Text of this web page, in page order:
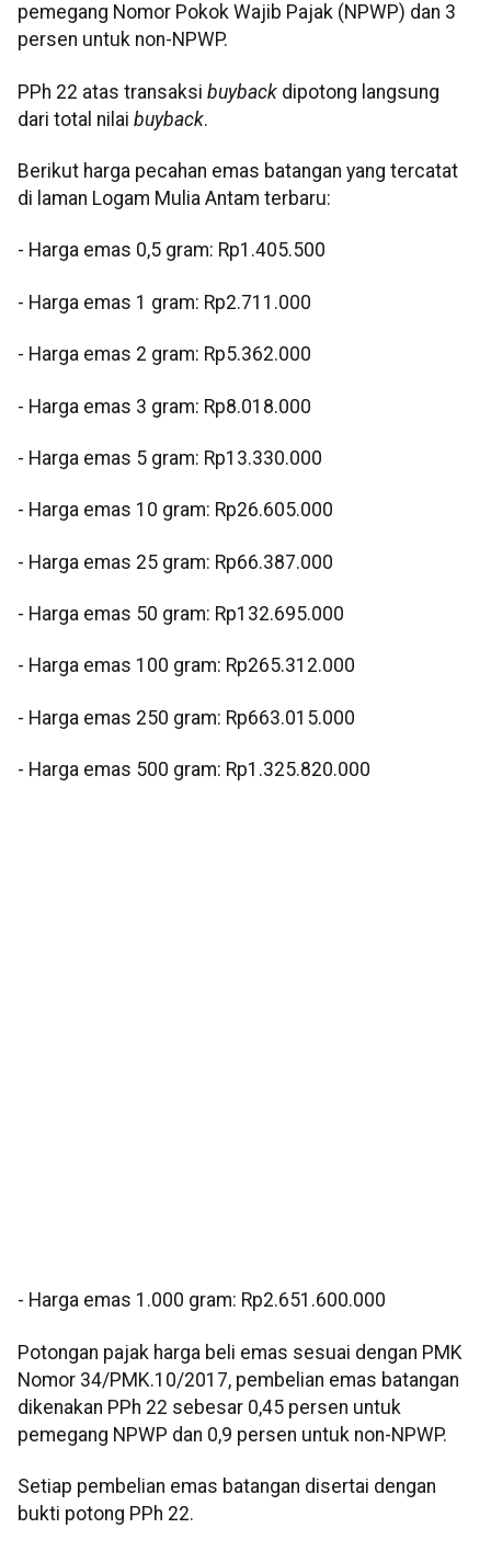
pemegang Nomor Pokok Wajib Pajak (NPWP) dan 3
persen untuk non-NPWP.
PPh 22 atas transaksi buyback dipotong langsung
dari total nilai buyback.
Berikut harga pecahan emas batangan yang tercatat
di laman Logam Mulia Antam terbaru:
‎‎- Harga emas 0,5 gram: Rp1.405.500
- Harga emas 1 gram: Rp2.711.000
‎- Harga emas 2 gram: Rp5.362.000
‎- Harga emas 3 gram: Rp8.018.000
‎- Harga emas 5 gram: Rp13.330.000
‎- Harga emas 10 gram: Rp26.605.000
‎- Harga emas 25 gram: Rp66.387.000
‎- Harga emas 50 gram: Rp132.695.000
‎- Harga emas 100 gram: Rp265.312.000
‎- Harga emas 250 gram: Rp663.015.000
‎- Harga emas 500 gram: Rp1.325.820.000
‎- Harga emas 1.000 gram: Rp2.651.600.000
‎‎Potongan pajak harga beli emas sesuai dengan PMK
Nomor 34/PMK.10/2017, pembelian emas batangan
dikenakan PPh 22 sebesar 0,45 persen untuk
pemegang NPWP dan 0,9 persen untuk non-NPWP.
Setiap pembelian emas batangan disertai dengan
bukti potong PPh 22.